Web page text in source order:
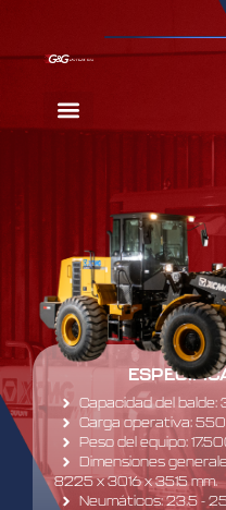
Capacidad del balde:
Carga operativa:
Peso del equipo:
Dimensiones
8225 x 3016 x 3515 mm.
Neumáticos: 23.5 - 25